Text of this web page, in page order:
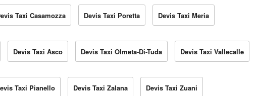
Taxi Casamozza Devis Taxi Poretta Devis Taxi Meria
Devis Taxi Asco Devis Taxi Olmeta-Di-Tuda Devis Taxi Vallecalle
Taxi Pianello Devis Taxi Zalana Devis Taxi Zuani